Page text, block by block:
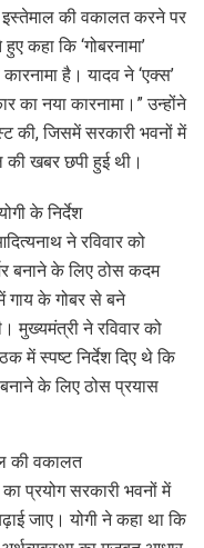
की वकालत करने पर
कहा कि ‘गोबरनामा’
है। यादव ने ‘एक्स’
का नया कारनामा।” उन्होंने
की, जिसमें सरकारी भवनों में
खबर छपी हुई थी।
के निर्देश
ने रविवार को
बनाने के लिए ठोस कदम
गाय के गोबर से बने
मुख्यमंत्री ने रविवार को
में स्पष्ट निर्देश दिए थे कि
बनाने के लिए ठोस प्रयास
की वकालत
प्रयोग सरकारी भवनों में
जाए। योगी ने कहा था कि